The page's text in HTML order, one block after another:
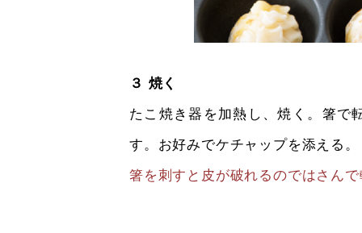
３ 焼く
たこ焼き器を加熱し、焼く。箸で
す。お好みでケチャップを添える。
箸を刺すと皮が破れるのではさん